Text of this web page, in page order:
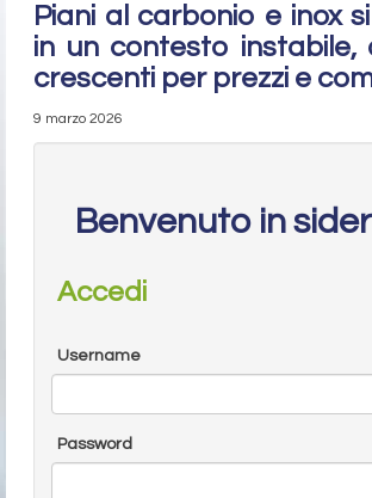
Piani al carbonio e inox
in un contesto instabile,
crescenti per prezzi e
9 marzo 2026
Benvenuto in
Accedi
Username
Password